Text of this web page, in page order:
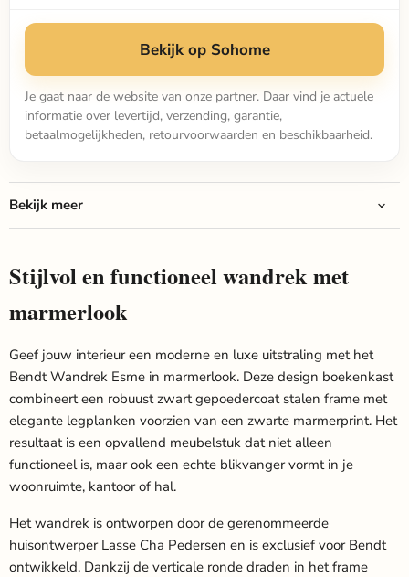
Bekijk op Sohome
Je gaat naar de website van onze partner. Daar vind je actuele
informatie over levertijd, verzending, garantie,
betaalmogelijkheden, retourvoorwaarden en beschikbaarheid.
Bekijk meer
Stijlvol en functioneel wandrek met
marmerlook
Geef jouw interieur een moderne en luxe uitstraling met het
Bendt Wandrek Esme in marmerlook. Deze design boekenkast
combineert een robuust zwart gepoedercoat stalen frame met
elegante legplanken voorzien van een zwarte marmerprint. Het
resultaat is een opvallend meubelstuk dat niet alleen
functioneel is, maar ook een echte blikvanger vormt in je
woonruimte, kantoor of hal.
Het wandrek is ontworpen door de gerenommeerde
huisontwerper Lasse Cha Pedersen en is exclusief voor Bendt
ontwikkeld. Dankzij de verticale ronde draden in het frame